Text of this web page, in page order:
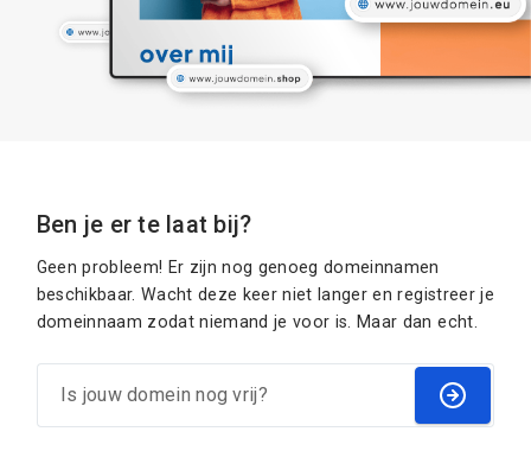
Ben je er te laat bij?
Geen probleem! Er zijn nog genoeg domeinnamen
beschikbaar. Wacht deze keer niet langer en registreer je
domeinnaam zodat niemand je voor is. Maar dan echt.